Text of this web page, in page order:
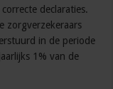
declaraties.
zorgverzekeraars
in de periode
1% van de